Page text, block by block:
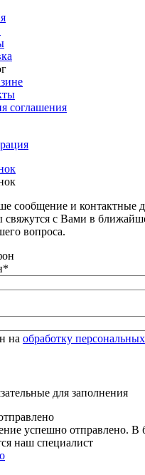
соглашения
сообщение и контактные
свяжутся с Вами в
вопроса.
*
на обработку
для заполнения
успешно отправлено. В
наш специалист